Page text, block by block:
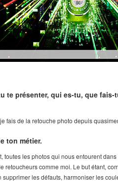
te présenter, qui es-tu, que fais-
fais de la retouche photo depuis
ton métier.
toutes les photos qui nous entourent
retoucheurs comme moi. Le but étant,
supprimer les défauts, harmoniser les